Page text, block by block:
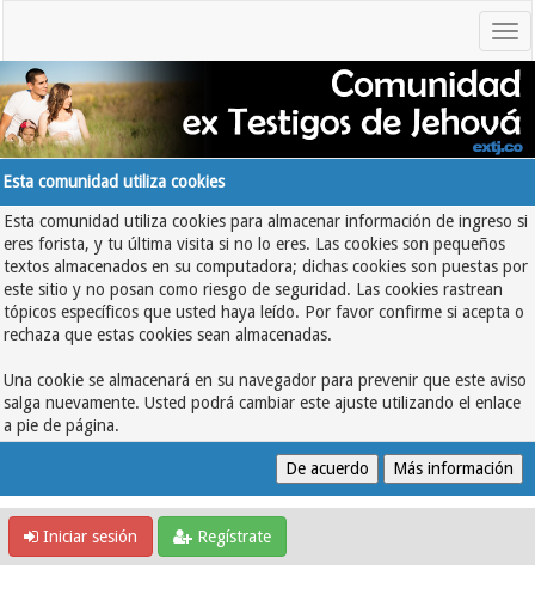
Esta comunidad utiliza cookies
Esta comunidad utiliza cookies para almacenar información de ingreso si
eres forista, y tu última visita si no lo eres. Las cookies son pequeños
textos almacenados en su computadora; dichas cookies son puestas por
este sitio y no posan como riesgo de seguridad. Las cookies rastrean
tópicos específicos que usted haya leído. Por favor confirme si acepta o
rechaza que estas cookies sean almacenadas.
Una cookie se almacenará en su navegador para prevenir que este aviso
salga nuevamente. Usted podrá cambiar este ajuste utilizando el enlace
a pie de página.
Iniciar sesión Regístrate